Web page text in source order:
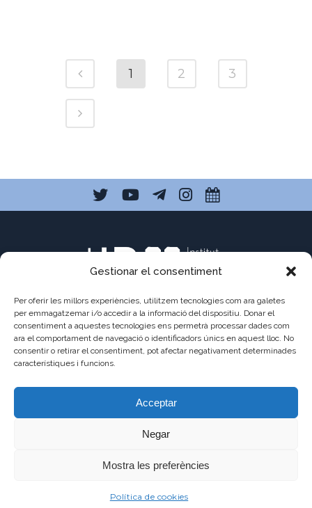
Gestionar el consentiment
Per oferir les millors experiències, utilitzem tecnologies com ara galetes
per emmagatzemar i/o accedir a la informació del dispositiu. Donar el
consentiment a aquestes tecnologies ens permetrà processar dades com
ara el comportament de navegació o identificadors únics en aquest lloc. No
consentir o retirar el consentiment, pot afectar negativament determinades
característiques i funcions.
Acceptar
Negar
Mostra les preferències
Política de cookies
1 2 3
C/ Pau Claris 121
08009 Barcelona
93 487 03 01